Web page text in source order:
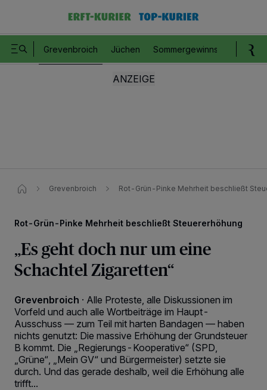
Grevenbroich Jüchen Sommergewinnspiel
Grevenbroich Rot-Grün-Pinke Mehrheit beschließt
Rot-Grün-Pinke Mehrheit beschließt Steuererhöhung
„Es geht doch nur um eine
Schachtel Zigaretten“
Grevenbroich · Alle Proteste, alle Diskussionen im
Vorfeld und auch alle Wortbeiträge im Haupt-
Ausschuss — zum Teil mit harten Bandagen — haben
nichts genutzt: Die massive Erhöhung der Grundsteuer
B kommt. Die „Regierungs-Kooperative“ (SPD,
„Grüne“, „Mein GV“ und Bürgermeister) setzte sie
durch. Und das gerade deshalb, weil die Erhöhung alle
trifft...